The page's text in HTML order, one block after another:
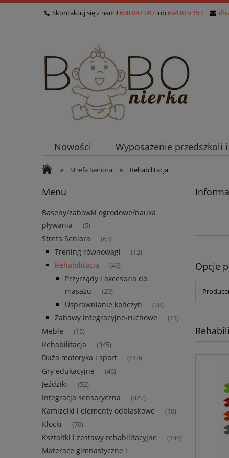
Skontaktuj się z nami! 608 087 097 lub 694 819 153
Nowości Wyposażenie przedszkoli
» Strefa Seniora » Rehabilitacja
Menu
Baseny/zabawki ogrodowe/nauka
pływania
(5)
Strefa Seniora (63)
Trening równowagi (12)
Rehabilitacja (46)
Przyrządy i akcesoria do
masażu
(20)
Usprawnianie kończyn (28)
Zabawy integracyjne-ruchowe (11)
Meble (15)
Rehabilitacja (345)
Duża motoryka i sport (414)
Gry edukacyjne (46)
Jeździki (52)
Integracja sensoryczna (422)
Kamizelki i elementy odblaskowe (10)
Klocki (70)
Kształtki i zestawy rehabilitacyjne (145)
Materace gimnastyczne i
Opcje